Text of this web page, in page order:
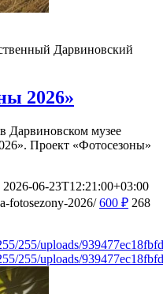
Дарвиновский
2026»
Дарвиновском музее
Проект «Фотосезоны»
2026-06-23T12:21:00+03:00
fotosezony-2026/ 600 ₽ 268
255/uploads/
255/uploads/